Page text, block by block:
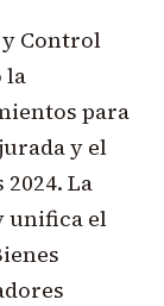
y Control
la
para
y el
La
unifica el